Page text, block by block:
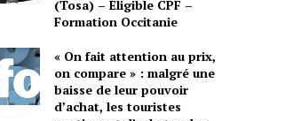
(Tosa) – Éligible CPF –
Formation Occitanie
« On fait attention au prix,
on compare » : malgré une
baisse de leur pouvoir
d’achat, les touristes